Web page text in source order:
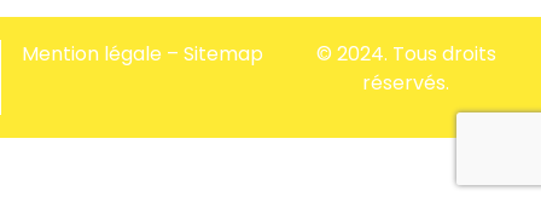
© 2024. Tous droits
réservés.
Mention légale– Sitemap